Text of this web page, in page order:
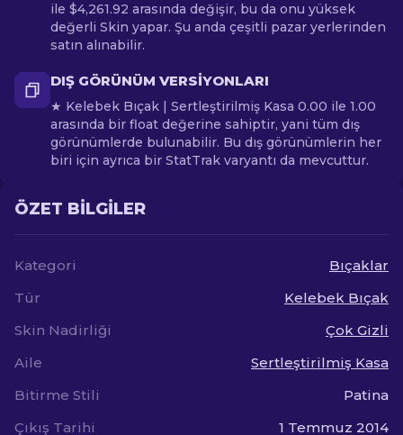
ile $4,261.92 arasında değişir, bu da onu yüksek
değerli Skin yapar. Şu anda çeşitli pazar yerlerinden
satın alınabilir.
DIŞ GÖRÜNÜM VERSIYONLARI
★ Kelebek Bıçak | Sertleştirilmiş Kasa 0.00 ile 1.00
arasında bir float değerine sahiptir, yani tüm dış
görünümlerde bulunabilir. Bu dış görünümlerin her
biri için ayrıca bir StatTrak varyantı da mevcuttur.
ÖZET BILGILER
Kategori
Bıçaklar
Tür
Kelebek Bıçak
Skin Nadirliği
Çok Gizli
Aile
Sertleştirilmiş Kasa
Bitirme Stili
Patina
Çıkış Tarihi
1 Temmuz 2014